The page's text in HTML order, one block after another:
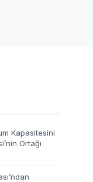
Kapasitesini
Ortağı